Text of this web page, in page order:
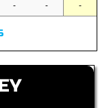
- - -